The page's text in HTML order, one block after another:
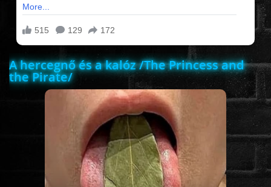
FELIRATOS FILMEK
VÍGJÁTÉK
A hercegnő és a kalóz /The Princess and
the Pirate/